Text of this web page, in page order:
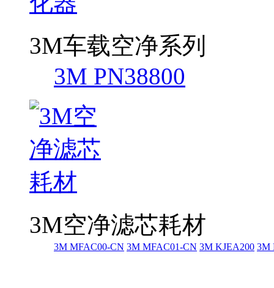
3M车载空净系列
3M PN38800
3M空净滤芯耗材
3M MFAC00-CN 3M MFAC01-CN 3M KJEA200 3M